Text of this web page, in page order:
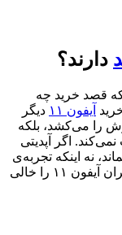
دارند؟
که قصد خرید چه
آیفون ۱۱
دیگر
را می‌کشد، بلکه
اگر آپدیتی
نه اینکه تجربه‌ی
جذاب‌تری را ارائه دهد. نمی‌خواهیم ته دل کاربران آیفون ۱۱ را خالی